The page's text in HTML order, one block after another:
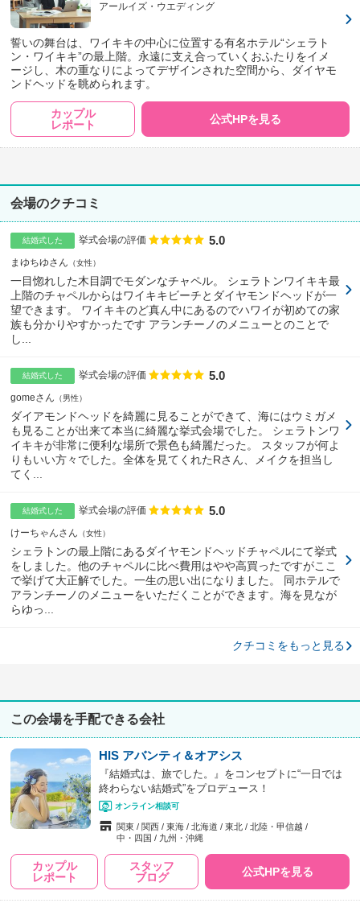
アールイズ・ウエディング
誓いの舞台は、ワイキキの中心に位置する有名ホテル“シェラト
ン・ワイキキ”の最上階。永遠に支え合っていくおふたりをイメ
ージし、木の重なりによってデザインされた空間から、ダイヤモ
ンドヘッドを眺められます。
カップル
レポート
公式HPを見る
会場のクチコミ
結婚式した 挙式会場の評価 点数
5.0
まゆちゆさん 女性
一目惚れした木目調でモダンなチャペル。 シェラトンワイキキ最
上階のチャペルからはワイキキビーチとダイヤモンドヘッドが一
望できます。 ワイキキのど真ん中にあるのでハワイが初めての家
族も分かりやすかったです アランチーノのメニューとのことで
し...
結婚式した 挙式会場の評価 点数
5.0
gomeさん 男性
ダイアモンドヘッドを綺麗に見ることができて、海にはウミガメ
も見ることが出来て本当に綺麗な挙式会場でした。 シェラトンワ
イキキが非常に便利な場所で景色も綺麗だった。 スタッフが何よ
りもいい方々でした。全体を見てくれたRさん、メイクを担当し
てく...
結婚式した 挙式会場の評価 点数
5.0
けーちゃんさん 女性
シェラトンの最上階にあるダイヤモンドヘッドチャペルにて挙式
をしました。他のチャペルに比べ費用はやや高買ったですがここ
で挙げて大正解でした。一生の思い出になりました。 同ホテルで
アランチーノのメニューをいただくことができます。海を見なが
らゆっ...
クチコミをもっと見る
この会場を手配できる会社
HIS アバンティ＆オアシス
『結婚式は、旅でした。』をコンセプトに“一日では
終わらない結婚式”をプロデュース！
オンライン相談可
関東 関西 東海 北海道 東北
北陸・甲信越
中・四国
九州・沖縄
カップル
レポート
スタッフ
ブログ
公式HPを見る